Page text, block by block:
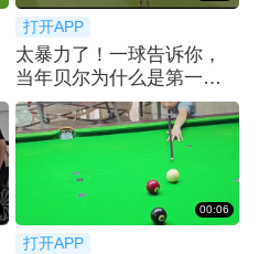
打开APP
太暴力了！一球告诉你，
当年贝尔为什么是第一个
亿元先生！
00:06
打开APP